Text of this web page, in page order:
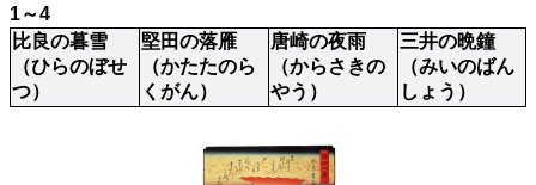
1～4
比良の暮雪
（ひらのぼせ
つ）
堅田の落雁
（かたたのら
くがん）
唐崎の夜雨
（からさきの
やう）
三井の晩鐘
（みいのばん
しょう）